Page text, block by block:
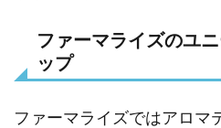
ファーマライズのユ
ップ
ファーマライズではアロマ